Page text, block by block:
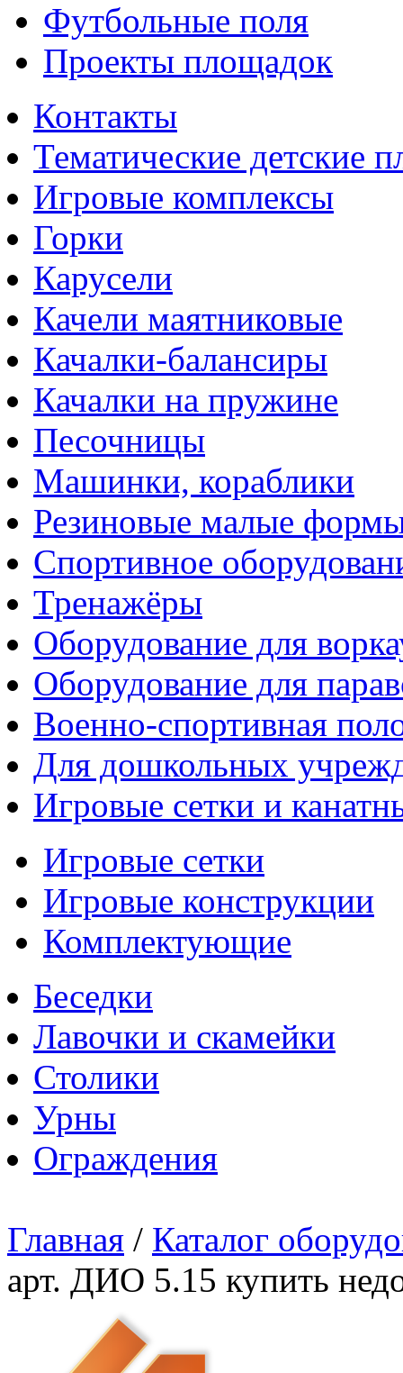
Футбольные поля
Проекты площадок
Контакты
Тематические детские
Игровые комплексы
Горки
Карусели
Качели маятниковые
Качалки-балансиры
Качалки на пружине
Песочницы
Машинки, кораблики
Резиновые малые
Спортивное
Тренажёры
Оборудование для
Оборудование для
Военно-спортивная
Для дошкольных
Игровые сетки и
Игровые сетки
Игровые конструкции
Комплектующие
Беседки
Лавочки и скамейки
Столики
Урны
Ограждения
Главная / Каталог
арт. ДИО 5.15 купить